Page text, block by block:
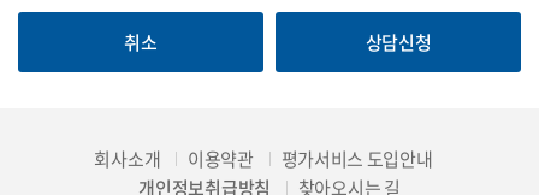
취소 상담신청
회사소개 이용약관
평가서비스 도입안내
개인정보취급방침
찾아오시는 길